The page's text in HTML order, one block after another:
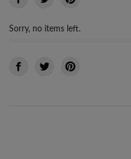
Sorry, no items left.